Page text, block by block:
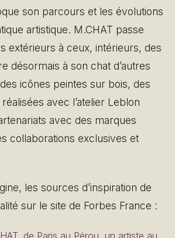
son parcours et les évolutions
artistique. M.CHAT passe
extérieurs à ceux, intérieurs, des
désormais à son chat d’autres
icônes peintes sur bois, des
avec l’atelier Leblon
avec des marques
collaborations exclusives et
les sources d’inspiration de
sur le site de Forbes France :
de Paris au Pérou, un artiste au